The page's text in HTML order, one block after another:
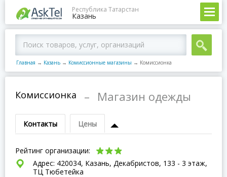
Республика Татарстан
Казань
Главная → Казань → Комиссионные магазины → Комиссионка
Комиссионка – Магазин одежды
Контакты Цены
Рейтинг организации:
Адрес: 420034, Казань, Декабристов, 133 - 3 этаж,
ТЦ Тюбетейка